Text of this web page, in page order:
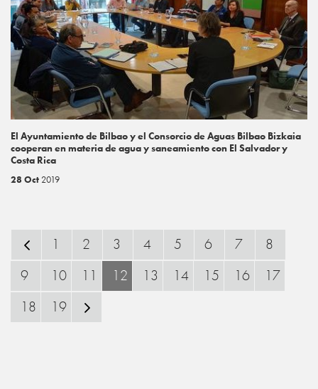
El Ayuntamiento de Bilbao y el Consorcio de Aguas Bilbao Bizkaia
cooperan en materia de agua y saneamiento con El Salvador y
Costa Rica
28 Oct 2019
1 2 3 4 5 6 7
8
9
10 11 12 13 14 15 16
17
18
19